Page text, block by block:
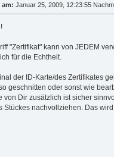
am: Januar 25, 2009, 12:23:55
"Zertifikat" kann von JEDEM
für die Echtheit.
der ID-Karte/des Zertifikates
geschnitten oder sonst wie
von Dir zusätzlich ist sicher
Stückes nachvollziehen. Das